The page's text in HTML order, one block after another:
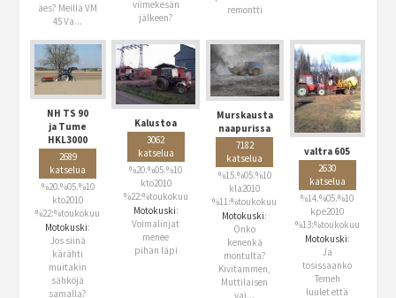
äes? Meillä VM
45 Va...
viimekesän
jälkeen?
remontti
NH TS 90
ja Tume
HKL3000
2689
katselua
%20.%05.%10
kto2010
%22:%toukokuu
Motokuski:
Jos siinä
kärähti
muitakin
sähköjä
samalla?
Kalustoa
3062
katselua
%20.%05.%10
kto2010
%22:%toukokuu
Motokuski:
Voimalinjat
menee
pihan läpi
Murskausta
naapurissa
7182
katselua
%15.%05.%10
kla2010
%11:%toukokuu
Motokuski:
Onko
kenenkä
montulta?
Kivitammen,
Muttilaisen
vai...
valtra 605
2630
katselua
%14.%05.%10
kpe2010
%13:%toukokuu
Motokuski:
Ja
tosissaanko
Temeh
luulet että